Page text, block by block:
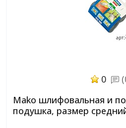
0
Mako шлифовальная и
подушка, размер